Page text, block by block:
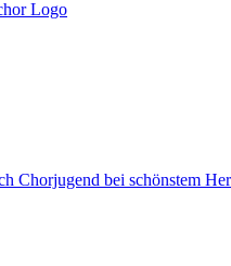
Chorjugend bei schönstem